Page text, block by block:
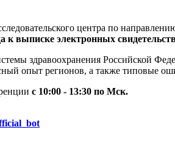
центра по
выписке электронных
здравоохранения Российской
опыт регионов, а также типовые
с 10:00 - 13:30 по Мск.